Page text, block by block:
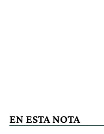
EN ESTA NOTA